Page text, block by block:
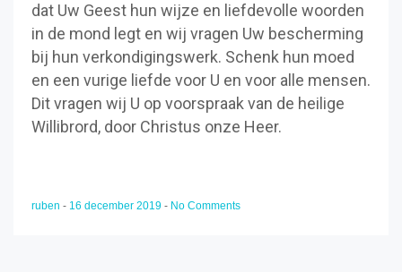
dat Uw Geest hun wijze en liefdevolle woorden
in de mond legt en wij vragen Uw bescherming
bij hun verkondigingswerk. Schenk hun moed
en een vurige liefde voor U en voor alle mensen.
Dit vragen wij U op voorspraak van de heilige
Willibrord, door Christus onze Heer.
ruben - 16 december 2019 - No Comments